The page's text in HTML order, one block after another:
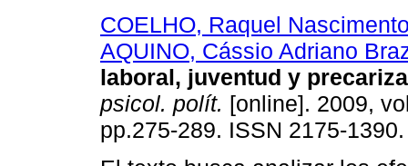
COELHO, Raquel
AQUINO, Cássio Adriano
laboral, juventud y
psicol. polít. [online]. 2009,
pp.275-289. ISSN 2175-1390.